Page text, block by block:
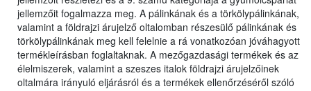
jellemzőit fogalmazza meg. A pálinkának és a törkölypálinkának,
valamint a földrajzi árujelző oltalomban részesülő pálinkának és
törkölypálinkának meg kell felelnie a rá vonatkozóan jóváhagyott
termékleírásban foglaltaknak. A mezőgazdasági termékek és az
élelmiszerek, valamint a szeszes italok földrajzi árujelzőinek
oltalmára irányuló eljárásról és a termékek ellenőrzéséről szóló